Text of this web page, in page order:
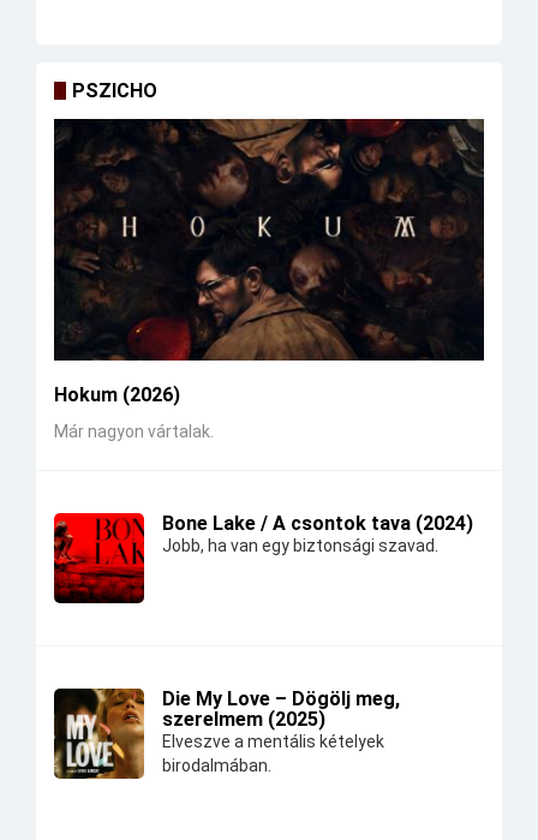
PSZICHO
Hokum (2026)
Már nagyon vártalak.
Bone Lake / A csontok tava (2024)
Jobb, ha van egy biztonsági szavad.
Die My Love – Dögölj meg,
szerelmem (2025)
Elveszve a mentális kételyek
birodalmában.